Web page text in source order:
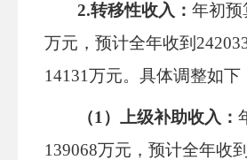
2.转移性收入：年初预
万元，预计全年收到
14131万元。具体调整如下
（1）上级补助收入：
139068万元，预计全年收